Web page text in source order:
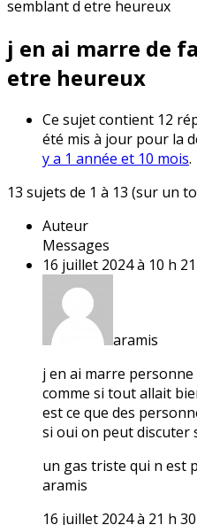
semblant d etre heureux
j en ai marre de
etre heureux
Ce sujet contient 12
été mis à jour pour la
y a 1 année et 10 mois.
13 sujets de 1 à 13 (sur un
Auteur
Messages
16 juillet 2024 à 10 h
aramis
j en ai marre
comme si tout allait
est ce que des
si oui on peut discuter
un gas triste qui n est
aramis
16 juillet 2024 à 21 h